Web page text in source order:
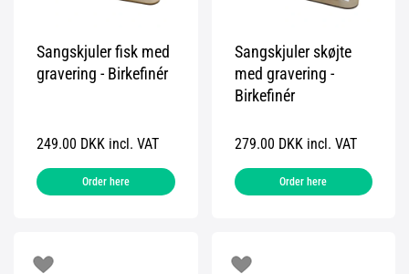
Sangskjuler fisk med
gravering - Birkefinér
249.00 DKK incl. VAT
Order here
Sangskjuler skøjte
med gravering -
Birkefinér
279.00 DKK incl. VAT
Order here